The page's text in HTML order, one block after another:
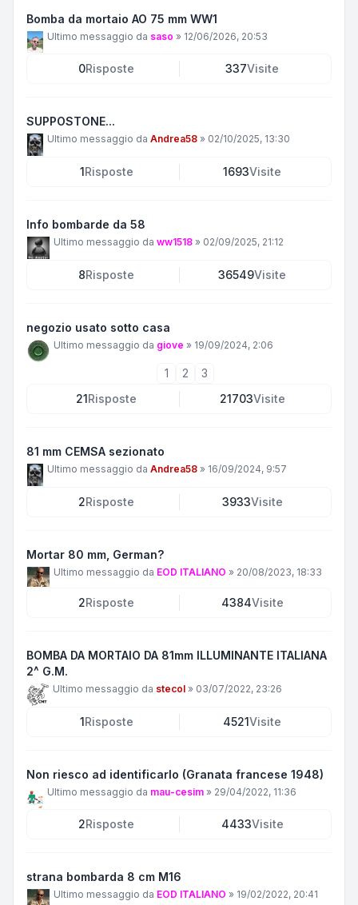
Bomba da mortaio AO 75 mm WW1
Ultimo messaggio da saso » 12/06/2026, 20:53
0Risposte 337Visite
SUPPOSTONE...
Ultimo messaggio da Andrea58 » 02/10/2025, 13:30
1Risposte 1693Visite
Info bombarde da 58
Ultimo messaggio da ww1518 » 02/09/2025, 21:12
8Risposte 36549Visite
negozio usato sotto casa
Ultimo messaggio da giove » 19/09/2024, 2:06
1 2
3
21Risposte 21703Visite
81 mm CEMSA sezionato
Ultimo messaggio da Andrea58 » 16/09/2024, 9:57
2Risposte 3933Visite
Mortar 80 mm, German?
Ultimo messaggio da EOD ITALIANO » 20/08/2023, 18:33
2Risposte 4384Visite
BOMBA DA MORTAIO DA 81mm ILLUMINANTE ITALIANA
2^ G.M.
Ultimo messaggio da stecol » 03/07/2022, 23:26
1Risposte 4521Visite
Non riesco ad identificarlo (Granata francese 1948)
Ultimo messaggio da mau-cesim » 29/04/2022, 11:36
2Risposte 4433Visite
strana bombarda 8 cm M16
Ultimo messaggio da EOD ITALIANO » 19/02/2022, 20:41